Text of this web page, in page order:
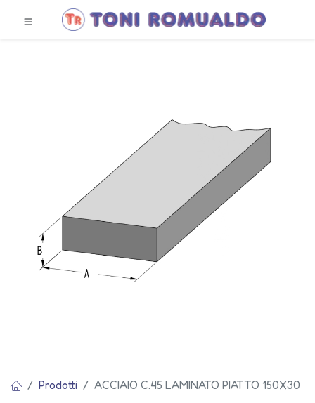
Prodotti ACCIAIO C.45 LAMINATO PIATTO 150X30